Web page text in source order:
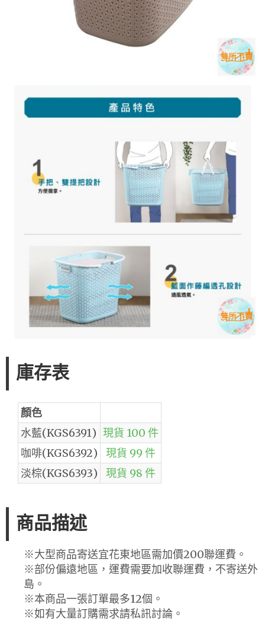
庫存表
顏色
水藍(KGS6391) 現貨 100 件
咖啡(KGS6392)
現貨 99 件
淡棕(KGS6393)
現貨 98 件
商品描述
※大型商品寄送宜花東地區需加價200聯運費。
※部份偏遠地區，運費需要加收聯運費，不寄送外
島。
※本商品一張訂單最多12個。
※如有大量訂購需求請私訊討論。